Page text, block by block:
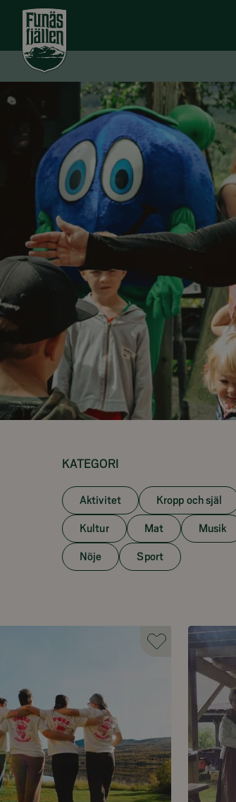
KATEGORI
Aktivitet Kropp och själ
Kultur Mat Musik
Nöje Sport